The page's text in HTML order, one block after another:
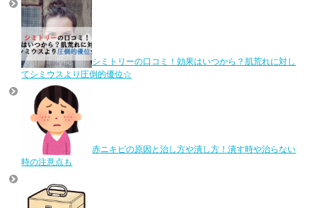
シミトリーの口コミ！効果はいつから？肌荒れに対し
てシミウスより圧倒的優位☆
赤ニキビの原因と治し方や潰し方！潰す時や治らない
時の注意点も